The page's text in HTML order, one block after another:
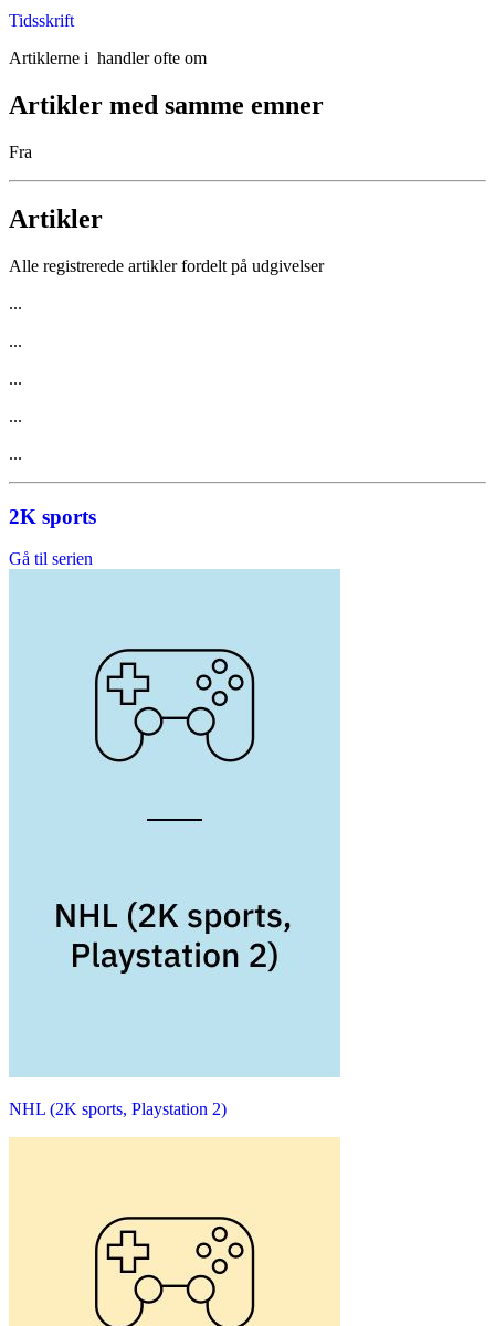
Tidsskrift
Artiklerne i handler ofte om
Artikler med samme emner
Fra
Artikler
Alle registrerede artikler fordelt på udgivelser
...
...
...
...
...
2K sports
Gå til serien
NHL (2K sports, Playstation 2)